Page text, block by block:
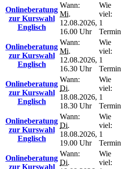
Onlineberatung
zur Kurswahl
Englisch
Wann:
Mi.
12.08.2026,
16.00 Uhr
Wie
viel:
1
Termin
Onlineberatung
zur Kurswahl
Englisch
Wann:
Mi.
12.08.2026,
16.30 Uhr
Wie
viel:
1
Termin
Onlineberatung
zur Kurswahl
Englisch
Wann:
Di.
18.08.2026,
18.30 Uhr
Wie
viel:
1
Termin
Onlineberatung
zur Kurswahl
Englisch
Wann:
Di.
18.08.2026,
19.00 Uhr
Wie
viel:
1
Termin
Onlineberatung
zur Kurswahl
Wann:
Di.
Wie
viel: